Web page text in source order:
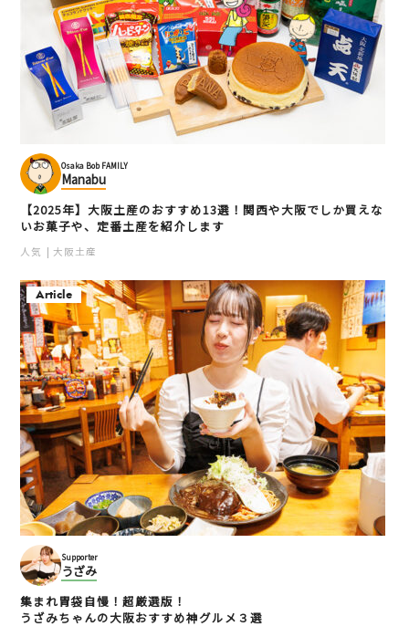
Osaka Bob FAMILY
Manabu
【2025年】大阪土産のおすすめ13選！関西や大阪でしか買えな
いお菓子や、定番土産を紹介します
人気 大阪土産
Article
Supporter
うざみ
集まれ胃袋自慢！超厳選版！
うざみちゃんの大阪おすすめ神グルメ３選